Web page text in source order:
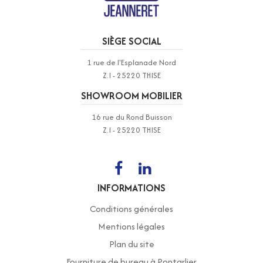
SIÈGE SOCIAL
1 rue de l'Esplanade Nord
Z.I - 25220 THISE
SHOWROOM MOBILIER
16 rue du Rond Buisson
Z.I - 25220 THISE
INFORMATIONS
Conditions générales
Mentions légales
Plan du site